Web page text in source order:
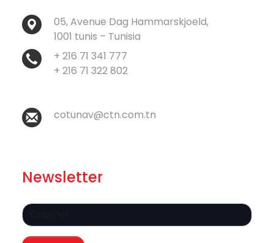
05, Avenue Dag Hammarskjoeld,
1001 tunis – Tunisia
+ 216 71 341 777
+ 216 71 322 802
cotunav@ctn.com.tn
Newsletter